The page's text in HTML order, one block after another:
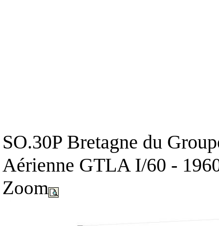
SO.30P Bretagne du
Aérienne GTLA I/60 -
Zoom